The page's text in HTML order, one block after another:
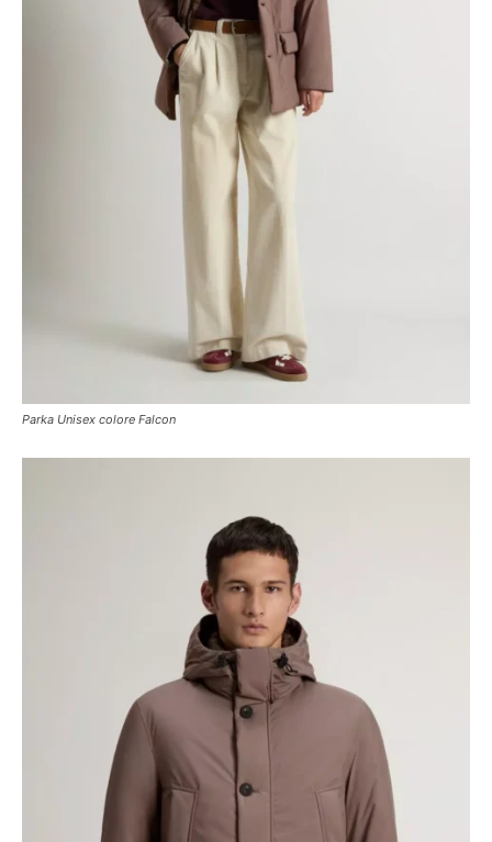
Parka Unisex colore Falcon